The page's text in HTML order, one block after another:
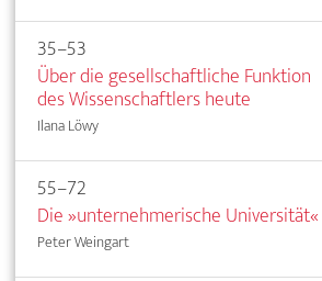
35–53
Über die gesellschaftliche Funktion
des Wissenschaftlers heute
Ilana Löwy
55–72
Die »unternehmerische Universität«
Peter Weingart